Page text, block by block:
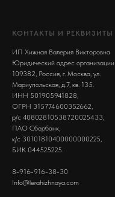
КОНТАКТЫ И РЕКВИЗИТЫ
ИП Хижная Валерия Викторовна
Юридический адрес организации
109382, Россия, г. Москва, ул.
Мариупольская, д.7, кв. 135.
ИНН 501905941828,
ОГРН 315774600352662,
р/с 40802810538720025433,
ПАО Сбербанк,
к/с 30101810400000000225,
БИК 044525225.
8-916-916-38-30
Info@lerahizhnaya.com